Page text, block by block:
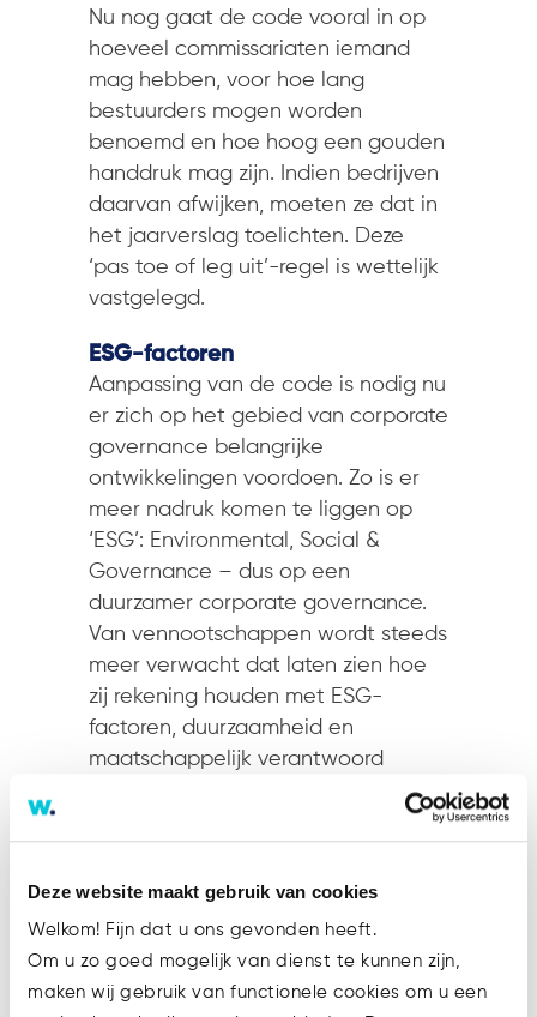
Deze website maakt gebruik van cookies
Welkom! Fijn dat u ons gevonden heeft.
Om u zo goed mogelijk van dienst te kunnen zijn,
maken wij gebruik van functionele cookies om u een
Nu nog gaat de code vooral in op
hoeveel commissariaten iemand
mag hebben, voor hoe lang
bestuurders mogen worden
benoemd en hoe hoog een gouden
handdruk mag zijn. Indien bedrijven
daarvan afwijken, moeten ze dat in
het jaarverslag toelichten. Deze
‘pas toe of leg uit’-regel is wettelijk
vastgelegd.
ESG-factoren
Aanpassing van de code is nodig nu
er zich op het gebied van corporate
governance belangrijke
ontwikkelingen voordoen. Zo is er
meer nadruk komen te liggen op
‘ESG’: Environmental, Social &
Governance – dus op een
duurzamer corporate governance.
Van vennootschappen wordt steeds
meer verwacht dat laten zien hoe
zij rekening houden met ESG-
factoren, duurzaamheid en
maatschappelijk verantwoord
ondernemen. De geactualiseerde
diversiteit en de rol van
consultatiedocument staat hoe
vennootschappen dit kunnen
invullen en dus hoe zij hierover naar